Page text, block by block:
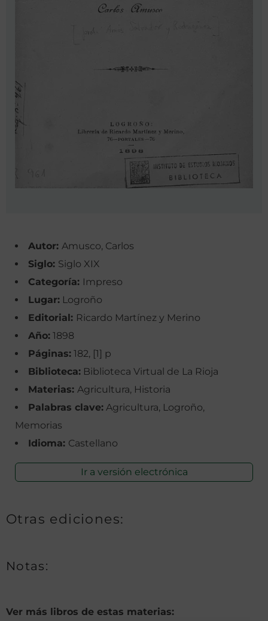
Autor: Amusco, Carlos
Siglo: Siglo XIX
Categoría: Impreso
Lugar: Logroño
Editorial: Ricardo Martínez y Merino
Año: 1898
Páginas: 182, [1] p
Biblioteca: Biblioteca Virtual de La Rioja
Materias: Agricultura, Historia
Palabras clave: Agricultura, Logroño,
Memorias
Idioma: Castellano
Ir a versión electrónica
Otras ediciones:
Notas:
Ver más libros de estas materias: